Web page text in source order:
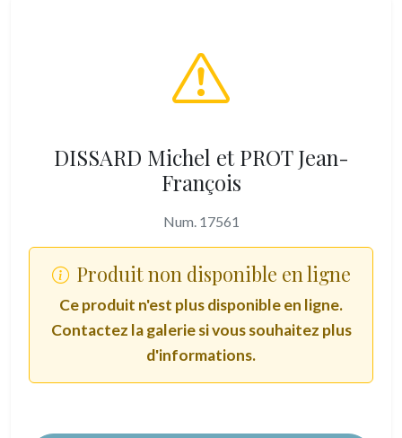
DISSARD Michel et PROT Jean-
François
Num. 17561
Produit non disponible en ligne
Ce produit n'est plus disponible en ligne.
Contactez la galerie si vous souhaitez plus
d'informations.